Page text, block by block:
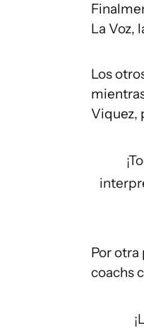
La Voz,
Los
Viquez,
Por otra
coachs